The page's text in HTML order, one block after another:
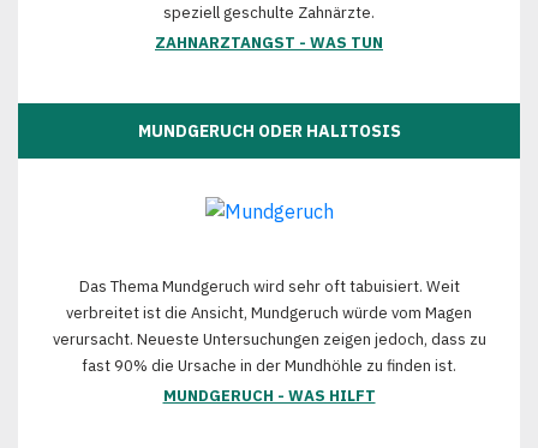
speziell geschulte Zahnärzte.
ZAHNARZTANGST - WAS TUN
MUNDGERUCH ODER HALITOSIS
Das Thema Mundgeruch wird sehr oft tabuisiert. Weit
verbreitet ist die Ansicht, Mundgeruch würde vom Magen
verursacht. Neueste Untersuchungen zeigen jedoch, dass zu
fast 90% die Ursache in der Mundhöhle zu finden ist.
MUNDGERUCH - WAS HILFT